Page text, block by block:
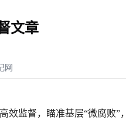
文章
网
效监督，瞄准基层“微腐败”